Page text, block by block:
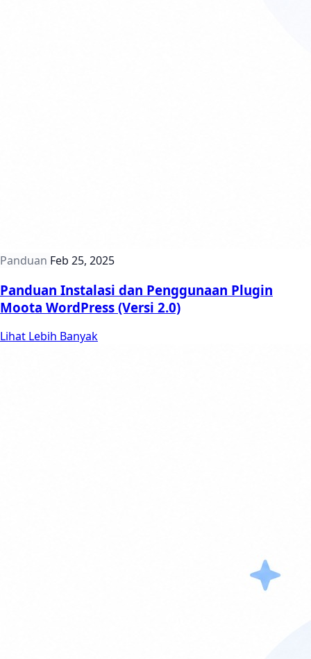
Panduan Feb 25, 2025
Panduan Instalasi dan Penggunaan Plugin
Moota WordPress (Versi 2.0)
Lihat Lebih Banyak